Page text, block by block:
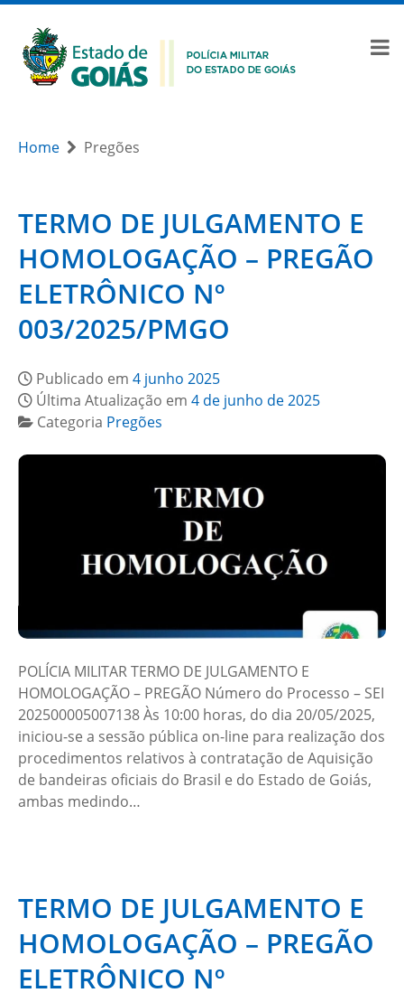
Home Pregões
TERMO DE JULGAMENTO E
HOMOLOGAÇÃO – PREGÃO
ELETRÔNICO Nº
003/2025/PMGO
Publicado em 4 junho 2025
Última Atualização em 4 de junho de 2025
Categoria Pregões
POLÍCIA MILITAR TERMO DE JULGAMENTO E
HOMOLOGAÇÃO – PREGÃO Número do Processo – SEI
202500005007138 Às 10:00 horas, do dia 20/05/2025,
iniciou-se a sessão pública on-line para realização dos
procedimentos relativos à contratação de Aquisição
de bandeiras oficiais do Brasil e do Estado de Goiás,
ambas medindo…
TERMO DE JULGAMENTO E
HOMOLOGAÇÃO – PREGÃO
ELETRÔNICO Nº